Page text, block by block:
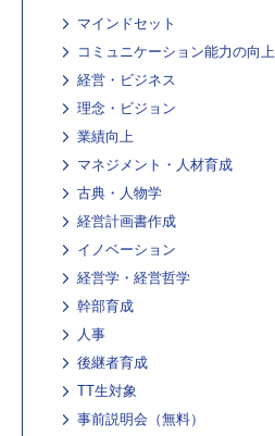
マインドセット
コミュニケーション能力の向上
経営・ビジネス
理念・ビジョン
業績向上
マネジメント・人材育成
古典・人物学
経営計画書作成
イノベーション
経営学・経営哲学
幹部育成
人事
後継者育成
TT生対象
事前説明会（無料）